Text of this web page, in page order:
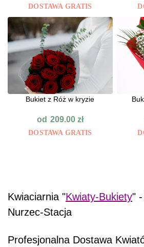
DOSTAWA GRATIS
Bukiet z Róż w kryzie
od 209.00 zł
DOSTAWA GRATIS
Kwiaciarnia "Kwiaty-Bukiety"
Nurzec-Stacja
Profesjonalna Dostawa